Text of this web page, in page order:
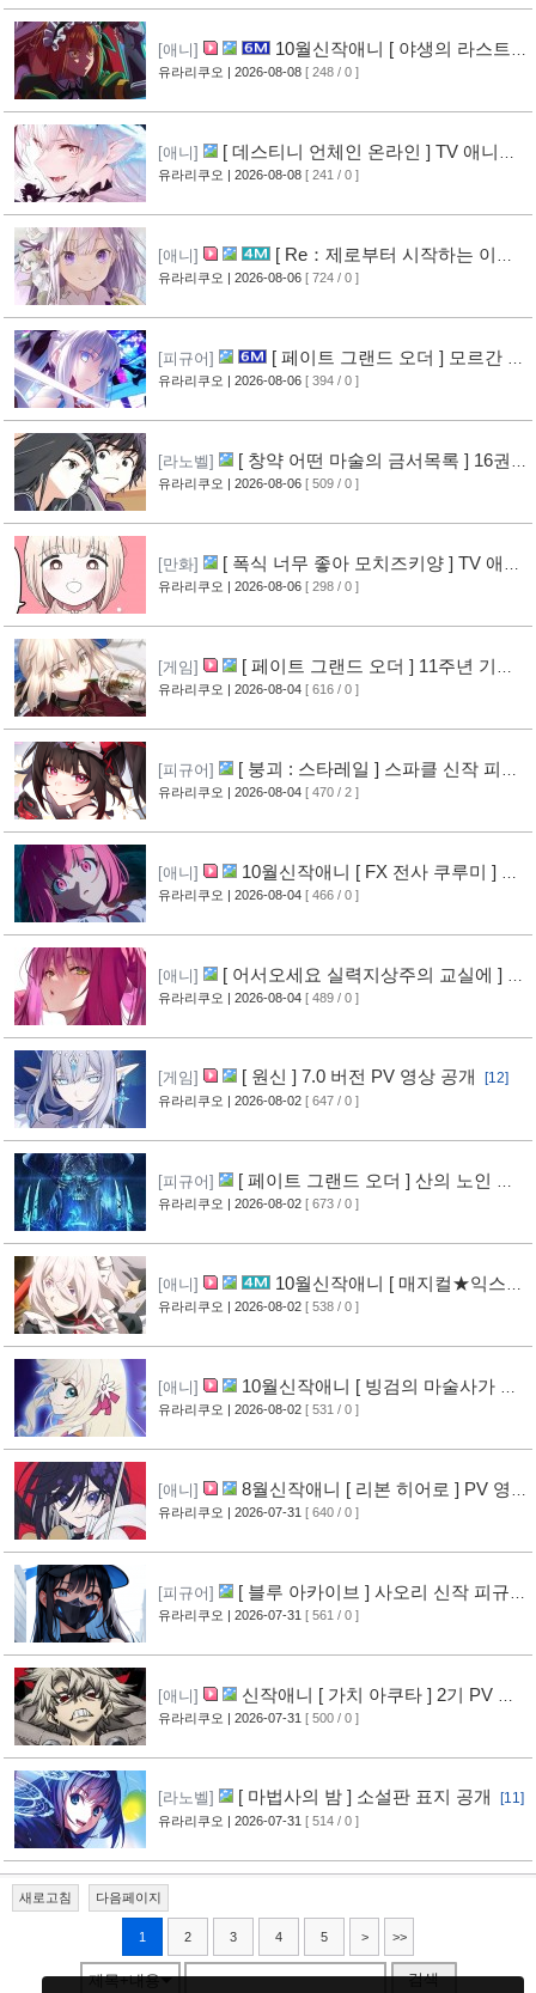
[애니]
10월신작애니 [ 야생의 라스트
보스가 나타났다! ] 2기 PV 영상 공개
유라리쿠오 | 2026-08-08 [ 248 / 0 ]
[애니]
[ 데스티니 언체인 온라인 ] TV 애니메
이션화 결정 [9]
유라리쿠오 | 2026-08-08 [ 241 / 0 ]
[애니]
[ Re：제로부터 시작하는 이세
계 생활 ] 4기 탈환편 PV 영상 공개
유라리쿠오 | 2026-08-06 [ 724 / 0 ]
[피규어]
[ 페이트 그랜드 오더 ] 모르간 르
페이 신작 피규어 공개
[10]
유라리쿠오 | 2026-08-06 [ 394 / 0 ]
[라노벨]
[ 창약 어떤 마술의 금서목록 ] 16권
표지 공개
[12]
유라리쿠오 | 2026-08-06 [ 509 / 0 ]
[만화]
[ 폭식 너무 좋아 모치즈키양 ] TV 애니
메이션화 결정 [13]
유라리쿠오 | 2026-08-06 [ 298 / 0 ]
[게임]
[ 페이트 그랜드 오더 ] 11주년 기념
영상 공개
[11]
유라리쿠오 | 2026-08-04 [ 616 / 0 ]
[피규어]
[ 붕괴 : 스타레일 ] 스파클 신작 피규
어 공개
[8]
유라리쿠오 | 2026-08-04 [ 470 / 2 ]
[애니]
10월신작애니 [ FX 전사 쿠루미 ] PV
영상 공개
[9]
유라리쿠오 | 2026-08-04 [ 466 / 0 ]
[애니]
[ 어서오세요 실력지상주의 교실에 ] 블
루레이 VOL.2 표지 공개 [10]
유라리쿠오 | 2026-08-04 [ 489 / 0 ]
[게임] [ 원신 ] 7.0 버전 PV 영상 공개 [12]
유라리쿠오 | 2026-08-02 [ 647 / 0 ]
[피규어]
[ 페이트 그랜드 오더 ] 산의 노인 신
작 피규어 공개 [17]
유라리쿠오 | 2026-08-02 [ 673 / 0 ]
[애니]
10월신작애니 [ 매지컬★익스플
로러 ] PV 영상 공개 [12]
유라리쿠오 | 2026-08-02 [ 538 / 0 ]
[애니]
10월신작애니 [ 빙검의 마술사가 세
계를 다스린다 ] 2기 PV 영상 공개
유라리쿠오 | 2026-08-02 [ 531 / 0 ]
[애니]
8월신작애니 [ 리본 히어로 ] PV 영
상 공개
[11]
유라리쿠오 | 2026-07-31 [ 640 / 0 ]
[피규어]
[ 블루 아카이브 ] 사오리 신작 피규어
공개 [10]
유라리쿠오 | 2026-07-31 [ 561 / 0 ]
[애니]
신작애니 [ 가치 아쿠타 ] 2기 PV 영
상 공개
[13]
유라리쿠오 | 2026-07-31 [ 500 / 0 ]
[라노벨] [ 마법사의 밤 ] 소설판 표지 공개 [11]
유라리쿠오 | 2026-07-31 [ 514 / 0 ]
새로고침 다음페이지
1 2 3 4 5 > >>
제목+내용 검색